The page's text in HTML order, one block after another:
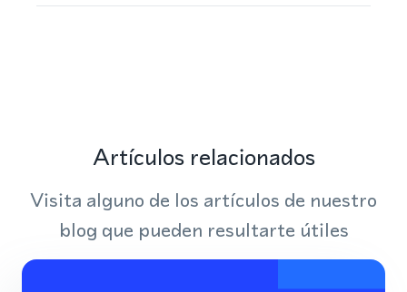
Artículos relacionados
Visita alguno de los artículos de nuestro
blog que pueden resultarte útiles